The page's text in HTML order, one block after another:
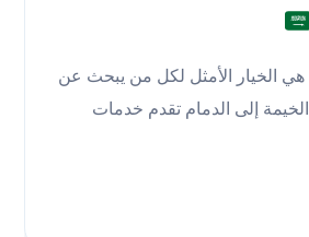
هي الخيار الأمثل لكل من يبحث عن
إلى الدمام تقدم خدمات